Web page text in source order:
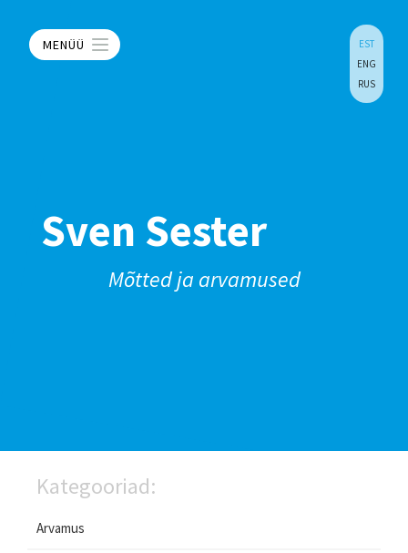
MENÜÜ
EST
ENG
RUS
Sven Sester
Mõtted ja arvamused
Kategooriad:
Arvamus